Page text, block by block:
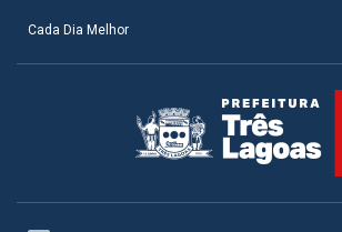
Cada Dia Melhor